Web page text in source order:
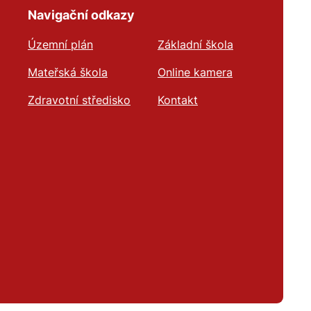
Navigační odkazy
Územní plán
Základní škola
Mateřská škola
Online kamera
Zdravotní středisko
Kontakt